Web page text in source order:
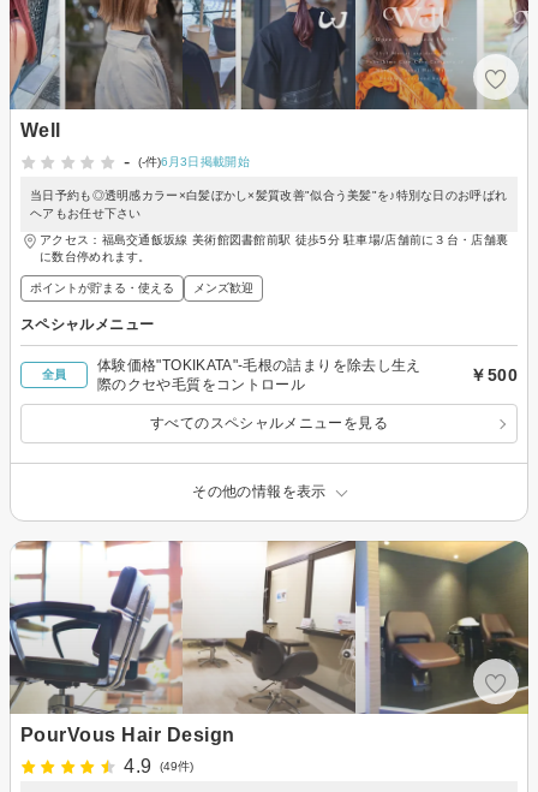
Well
-
(-件)6月3日掲載開始
当日予約も◎透明感カラー×白髪ぼかし×髪質改善"似合う美髪"を♪特別な日のお呼ばれ
ヘアもお任せ下さい
アクセス：福島交通飯坂線 美術館図書館前駅 徒歩5分 駐車場/店舗前に３台・店舗裏
に数台停めれます。
ポイントが貯まる・使える メンズ歓迎
スペシャルメニュー
全員
体験価格"TOKIKATA"-毛根の詰まりを除去し生え
際のクセや毛質をコントロール
￥500
すべてのスペシャルメニューを見る
その他の情報を表示
PourVous Hair Design
4.9
(49件)